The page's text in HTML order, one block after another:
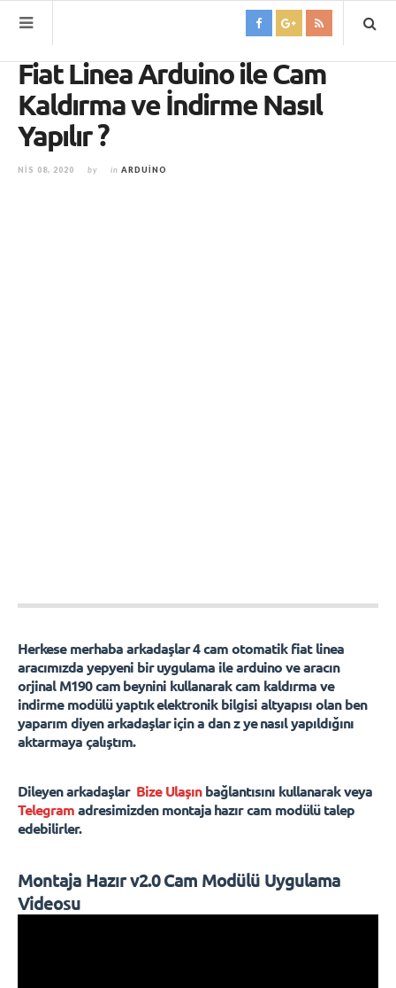
Fiat Linea Arduino ile Cam
Kaldırma ve İndirme Nasıl
Yapılır ?
NIS 08, 2020 by in ARDUINO
Herkese merhaba arkadaşlar 4 cam otomatik fiat linea
aracımızda yepyeni bir uygulama ile arduino ve aracın
orjinal M190 cam beynini kullanarak cam kaldırma ve
indirme modülü yaptık elektronik bilgisi altyapısı olan ben
yaparım diyen arkadaşlar için a dan z ye nasıl yapıldığını
aktarmaya çalıştım.
Dileyen arkadaşlar Bize Ulaşınbağlantısını kullanarak veya
Telegramadresimizden montaja hazır cam modülü talep
edebilirler.
Montaja Hazır v2.0Cam Modülü Uygulama
Videosu